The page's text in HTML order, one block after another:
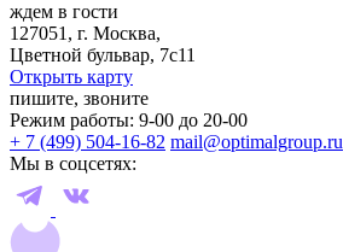
ждем в гости
127051, г. Москва,
Цветной бульвар, 7с11
Открыть карту
пишите, звоните
Режим работы: 9-00 до 20-00
+ 7 (499) 504-16-82 mail@optimalgroup.ru
Мы в соцсетях: